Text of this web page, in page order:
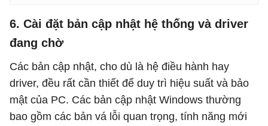
6. Cài đặt bản cập nhật hệ thống và driver
đang chờ
Các bản cập nhật, cho dù là hệ điều hành hay
driver, đều rất cần thiết để duy trì hiệu suất và bảo
mật của PC. Các bản cập nhật Windows thường
bao gồm các bản vá lỗi quan trọng, tính năng mới